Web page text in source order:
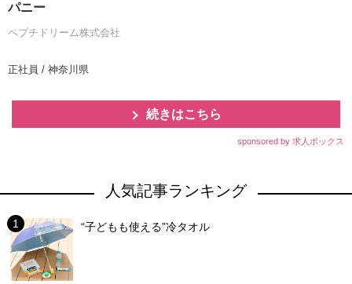
パニー
ペプチドリーム株式会社
正社員 / 神奈川県
続きはこちら
sponsored by 求人ボックス
人気記事ランキング
“子どもも使える”冷タオル